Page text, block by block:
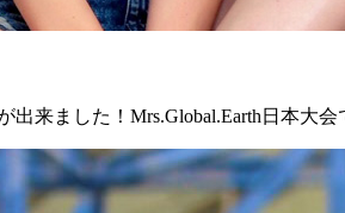
来ました！Mrs.Global.Earth日本大